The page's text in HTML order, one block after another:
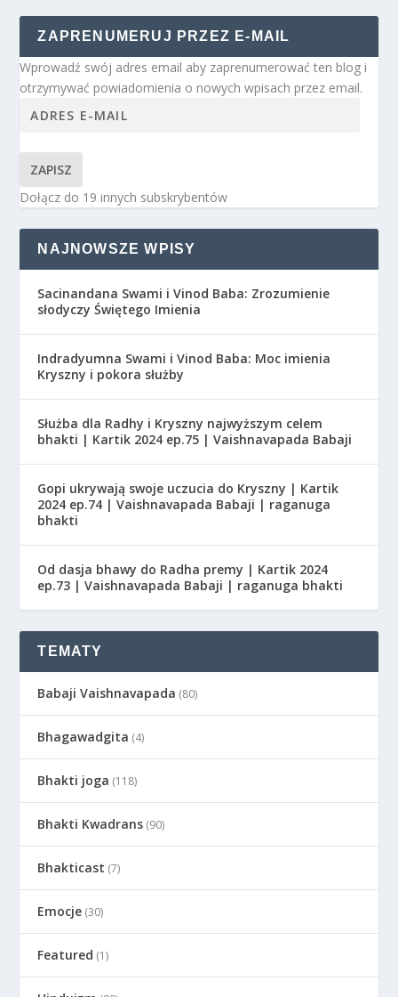
ZAPRENUMERUJ PRZEZ E-MAIL
Wprowadź swój adres email aby zaprenumerować ten blog i
otrzymywać powiadomienia o nowych wpisach przez email.
ZAPISZ
Dołącz do 19 innych subskrybentów
NAJNOWSZE WPISY
Sacinandana Swami i Vinod Baba: Zrozumienie
słodyczy Świętego Imienia
Indradyumna Swami i Vinod Baba: Moc imienia
Kryszny i pokora służby
Służba dla Radhy i Kryszny najwyższym celem
bhakti | Kartik 2024 ep.75 | Vaishnavapada Babaji
Gopi ukrywają swoje uczucia do Kryszny | Kartik
2024 ep.74 | Vaishnavapada Babaji | raganuga
bhakti
Od dasja bhawy do Radha premy | Kartik 2024
ep.73 | Vaishnavapada Babaji | raganuga bhakti
TEMATY
Babaji Vaishnavapada (80)
Bhagawadgita (4)
Bhakti joga (118)
Bhakti Kwadrans (90)
Bhakticast (7)
Emocje (30)
Featured (1)